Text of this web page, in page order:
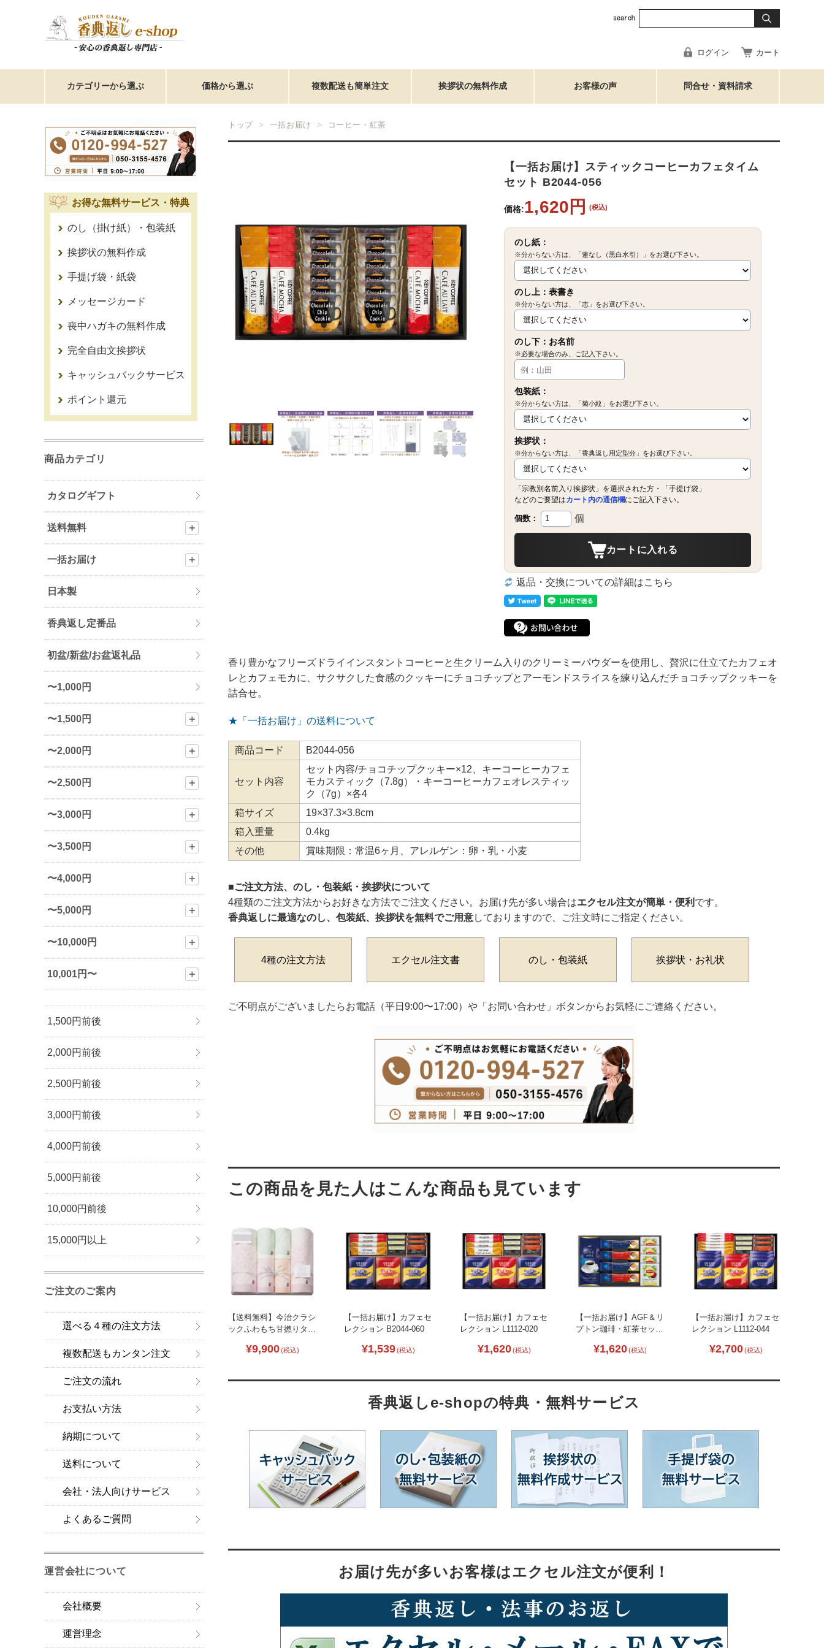
ログイン カート
カテゴリーから選ぶ 価格から選ぶ 複数配送も簡単注文 挨拶状の無料作成 お客様の声 問合せ・資料請求
トップ 一括お届け コーヒー・紅茶
【一括お届け】スティックコーヒーカフェタイム
セット B2044-056
価格:1,620円 (税込)
のし紙：
※分からない方は、「蓮なし（黒白水引）」をお選び下さい。
のし上：表書き
※分からない方は、「志」をお選び下さい。
のし下：お名前
※必要な場合のみ、ご記入下さい。
包装紙：
※分からない方は、「菊小紋」をお選び下さい。
挨拶状：
※分からない方は、「香典返し用定型分」をお選び下さい。
「宗教別名前入り挨拶状」を選択された方・「手提げ袋」
などのご要望はカート内の通信欄にご記入下さい。
個数： 個
カートに入れる
返品・交換についての詳細はこちら
香り豊かなフリーズドライインスタントコーヒーと生クリーム入りのクリーミーパウダーを使用し、贅沢に仕立てたカフェオ
レとカフェモカに、サクサクした食感のクッキーにチョコチップとアーモンドスライスを練り込んだチョコチップクッキーを
詰合せ。
★「一括お届け」の送料について
商品コード B2044-056
セット内容
セット内容/チョコチップクッキー×12、キーコーヒーカフェ
モカスティック（7.8g）・キーコーヒーカフェオレスティッ
ク（7g）×各4
箱サイズ
19×37.3×3.8cm
箱入重量
0.4kg
その他
賞味期限：常温6ヶ月、アレルゲン：卵・乳・小麦
■ご注文方法、のし・包装紙・挨拶状について
4種類のご注文方法からお好きな方法でご注文ください。お届け先が多い場合はエクセル注文が簡単・便利 です。
香典返しに最適なのし、包装紙、挨拶状を無料でご用意しておりますので、ご注文時にご指定ください。
4種の注文方法 エクセル注文書 のし・包装紙 挨拶状・お礼状
ご不明点がございましたらお電話（平日9:00〜17:00）や「お問い合わせ」ボタンからお気軽にご連絡ください。
【送料無料】今治クラシ
ックふわもち甘撚りタオ
¥9,900 (税込)
【一括お届け】カフェセ
レクション B2044-060
¥1,539 (税込)
【一括お届け】カフェセ
レクション L1112-020
¥1,620 (税込)
【一括お届け】AGF＆リ
プトン珈琲・紅茶セット
¥1,620 (税込)
【一括お届け】カフェセ
レクション L1112-044
¥2,700 (税込)
香典返しe-shopの特典・無料サービス
お届け先が多いお客様はエクセル注文が便利！
お得な無料サービス・特典
のし（掛け紙）・包装紙
挨拶状の無料作成
手提げ袋・紙袋
メッセージカード
喪中ハガキの無料作成
完全自由文挨拶状
キャッシュバックサービス
ポイント還元
商品カテゴリ
カタログギフト
送料無料 ＋
一括お届け ＋
日本製
香典返し定番品
初盆/新盆/お盆返礼品
〜1,000円
〜1,500円 ＋
〜2,000円 ＋
〜2,500円 ＋
〜3,000円 ＋
〜3,500円 ＋
〜4,000円 ＋
〜5,000円 ＋
〜10,000円 ＋
10,001円〜 ＋
1,500円前後
2,000円前後
2,500円前後
3,000円前後
4,000円前後
5,000円前後
10,000円前後
15,000円以上
ご注文のご案内
選べる４種の注文方法
複数配送もカンタン注文
ご注文の流れ
お支払い方法
納期について
送料について
会社・法人向けサービス
よくあるご質問
運営会社について
会社概要
運営理念